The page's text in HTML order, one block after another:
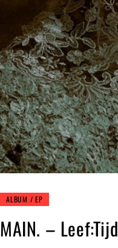
ALBUM / EP
MAIN. – Leef:Tijd